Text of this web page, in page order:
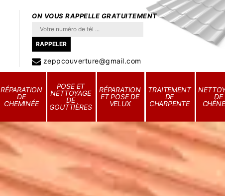
ON VOUS RAPPELLE GRATUITEMENT
zeppcouverture@gmail.com
RÉPARATION
DE
CHEMINÉE
POSE ET
NETTOYAGE
DE
GOUTTIÈRES
RÉPARATION
ET POSE DE
VELUX
TRAITEMENT
DE
CHARPENTE
DE